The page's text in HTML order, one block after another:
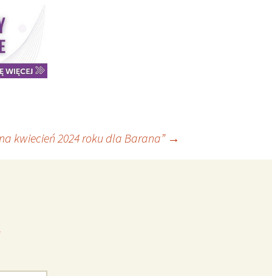
kwiecień 2024 roku dla Barana” →